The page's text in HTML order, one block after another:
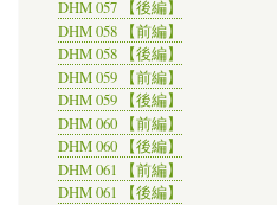
DHM 057 【後編】
DHM 058 【前編】
DHM 058 【後編】
DHM 059 【前編】
DHM 059 【後編】
DHM 060 【前編】
DHM 060 【後編】
DHM 061 【前編】
DHM 061 【後編】